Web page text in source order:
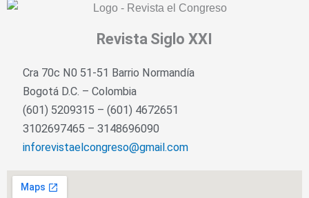
Revista Siglo XXI
Cra 70c N0 51-51 Barrio Normandía
Bogotá D.C. – Colombia
(601) 5209315 – (601) 4672651
3102697465 – 3148696090
inforevistaelcongreso@gmail.com